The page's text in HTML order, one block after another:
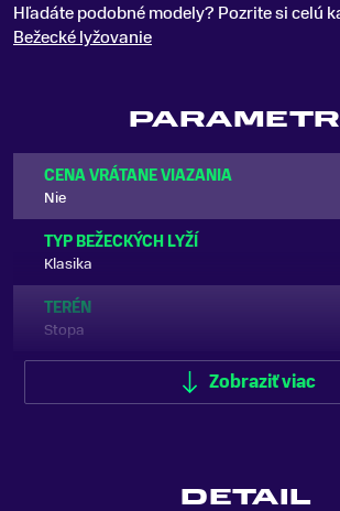
Hľadáte podobné modely? Pozrite si celú
Bežecké lyžovanie
CENA VRÁTANE VIAZANIA
Nie
TYP BEŽECKÝCH LYŽÍ
Klasika
TERÉN
Stopa
Začiatočník, Mierne pokročilý
Zobraziť viac
DETAIL